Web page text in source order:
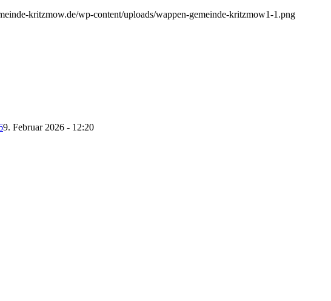
kritzmow.de/wp-content/uploads/wappen-gemeinde-kritzmow1-1.png
9. Februar 2026 - 12:20